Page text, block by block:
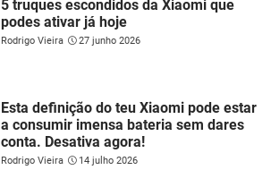
5 truques escondidos da Xiaomi que
podes ativar já hoje
Rodrigo Vieira 27 junho 2026
Esta definição do teu Xiaomi pode estar
a consumir imensa bateria sem dares
conta. Desativa agora!
Rodrigo Vieira 14 julho 2026